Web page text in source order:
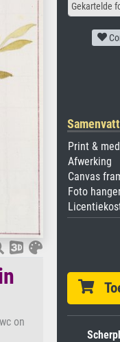
on
Gekartelde
Print &
Afwerking
Canvas
Foto